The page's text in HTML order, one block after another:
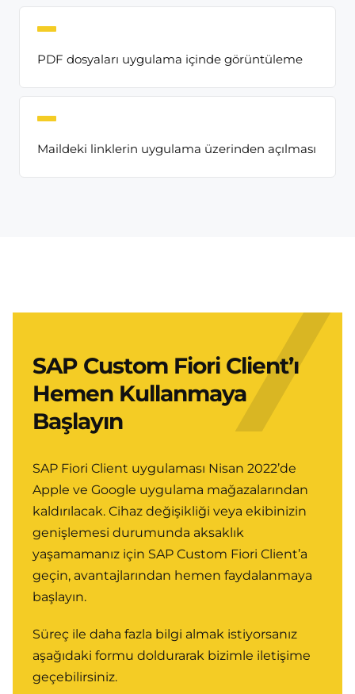
PDF dosyaları uygulama içinde görüntüleme
Maildeki linklerin uygulama üzerinden açılması
SAP Custom Fiori Client’ı
Hemen Kullanmaya
Başlayın
SAP Fiori Client uygulaması Nisan 2022’de
Apple ve Google uygulama mağazalarından
kaldırılacak. Cihaz değişikliği veya ekibinizin
genişlemesi durumunda aksaklık
yaşamamanız için SAP Custom Fiori Client’a
geçin, avantajlarından hemen faydalanmaya
başlayın.
Süreç ile daha fazla bilgi almak istiyorsanız
aşağıdaki formu doldurarak bizimle iletişime
geçebilirsiniz.